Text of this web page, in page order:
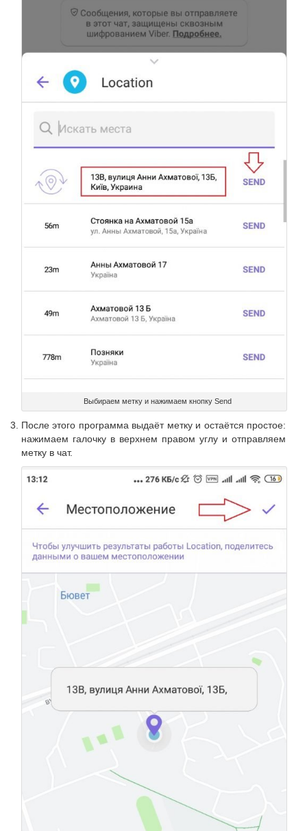
Выбираем метку и нажимаем кнопку Send
После этого программа выдаёт метку и остаётся простое:
нажимаем галочку в верхнем правом углу и отправляем
метку в чат.